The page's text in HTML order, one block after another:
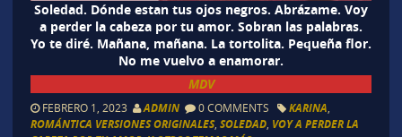
Soledad. Dónde estan tus ojos negros. Abrázame. Voy
a perder la cabeza por tu amor. Sobran las palabras.
Yo te diré. Mañana, mañana. La tortolita. Pequeña flor.
No me vuelvo a enamorar.
MDV
FEBRERO 1, 2023 ADMIN 0 COMMENTS KARINA
ROMÁNTICA VERSIONES ORIGINALES, SOLEDAD, VOY A PERDER LA